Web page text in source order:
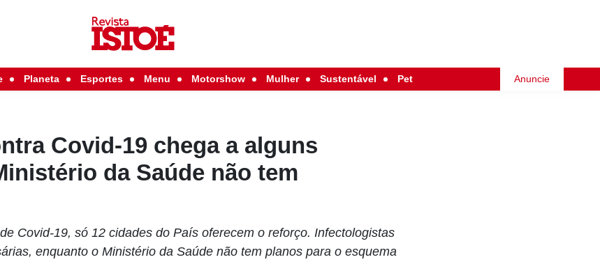
Planeta Esportes Menu Motorshow Mulher Sustentável Pet Anuncie
Covid-19 chega a alguns
da Saúde não tem
Covid-19, só 12 cidades do País oferecem o reforço. Infectologistas
enquanto o Ministério da Saúde não tem planos para o esquema